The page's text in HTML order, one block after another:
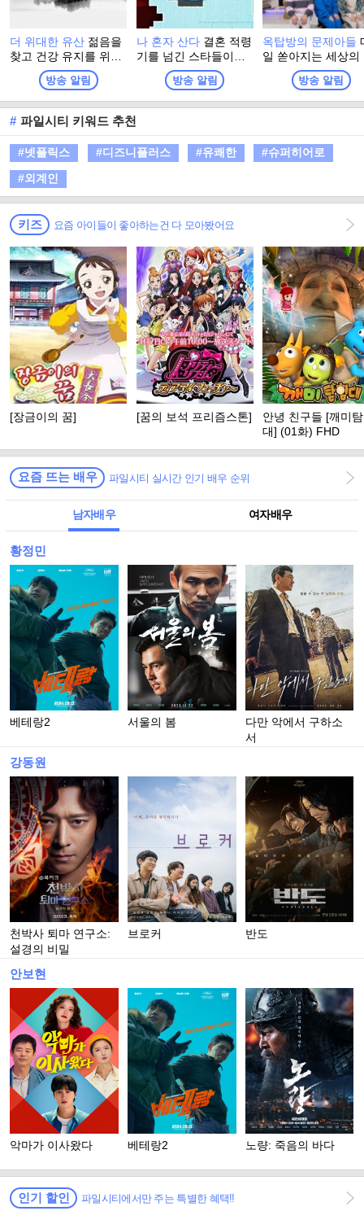
더 위대한 유산 젊음을
찾고 건강 유지를 위해
그들이 찾은 최고의 건
강법! 더 위대한 유산의
정체는? 백세시대, 건
강이 재산이자, 능력이
된 시대에 대국민 건강
프로젝트 프로그램
방송 알림
나 혼자 산다 결혼 적령
기를 넘긴 스타들이나
기러기 아빠들이 사는
모습을 그리는 리얼 다
큐 형식의 예능프로그
방송 알림
옥탑방의 문제아들
일 쏟아지는 세상의
든 잡학 지식 속 '뇌
인'이 되기 위해 옥
에 모인 문제아들.
찐케미에 방문하는
스트들의 인생이 어
환장 지식토크쇼
방송 알림
# 파일시티 키워드 추천
#넷플릭스 #디즈니플러스 #유쾌한
#슈퍼히어로
#외계인
키즈 요즘 아이들이 좋아하는건 다 모아봤어요
[장금이의 꿈] [꿈의 보석 프리즘스톤]
안녕 친구들 [깨미
대] (01화) FHD
요즘 뜨는 배우 파일시티 실시간 인기 배우 순위
남자배우 여자배우
황정민
베테랑2 서울의 봄
다만 악에서 구하소
서
강동원
천박사 퇴마 연구소:
설경의 비밀
브로커 반도
안보현
악마가 이사왔다 베테랑2 노량: 죽음의 바다
인기 할인 파일시티에서만 주는 특별한 혜택!!